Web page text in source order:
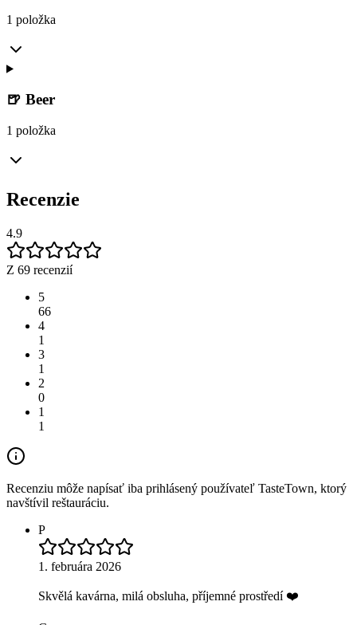
1 položka
🍺 Beer
1 položka
Recenzie
4.9
Z 69 recenzií
5
66
4
1
3
1
2
0
1
1
Recenziu môže napísať iba prihlásený používateľ TasteTown, ktorý
navštívil reštauráciu.
P
1. februára 2026
Skvělá kavárna, milá obsluha, příjemné prostředí ❤️